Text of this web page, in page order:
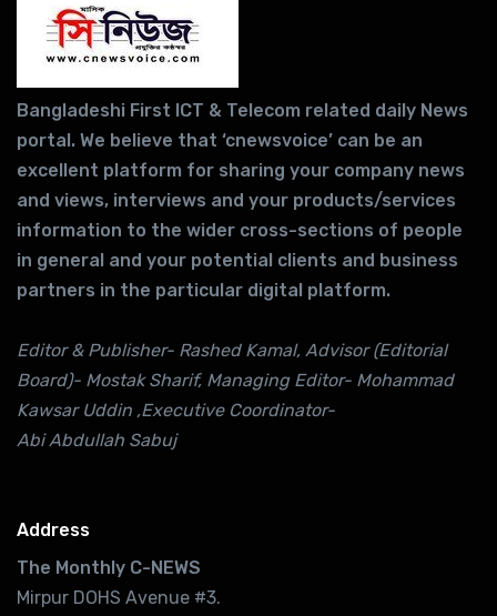
Bangladeshi First ICT & Telecom related daily News
portal. We believe that ‘cnewsvoice’ can be an
excellent platform for sharing your company news
and views, interviews and your products/services
information to the wider cross-sections of people
in general and your potential clients and business
partners in the particular digital platform.
Editor & Publisher- Rashed Kamal, Advisor (Editorial
Board)- Mostak Sharif, Managing Editor- Mohammad
Kawsar Uddin ,Executive Coordinator-
Abi Abdullah Sabuj
Address
The Monthly C-NEWS
Mirpur DOHS Avenue #3.